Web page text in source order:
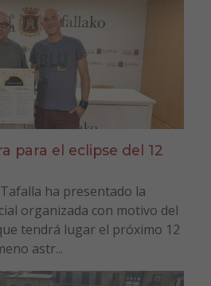
para el eclipse del 12
ha presentado la
organizada con motivo del
tendrá lugar el próximo 12
astr...